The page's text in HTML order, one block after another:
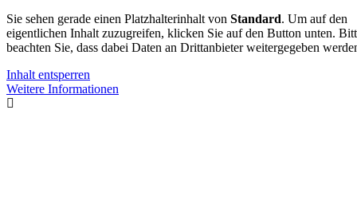
Sie sehen gerade einen Platzhalterinhalt von Standard. Um auf den
eigentlichen Inhalt zuzugreifen, klicken Sie auf den Button unten.
beachten Sie, dass dabei Daten an Drittanbieter weitergegeben
Inhalt entsperren
Weitere Informationen